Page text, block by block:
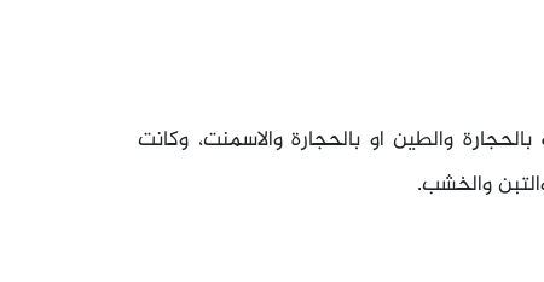
والطين او بالحجارة والاسمنت، وكانت
والخشب.